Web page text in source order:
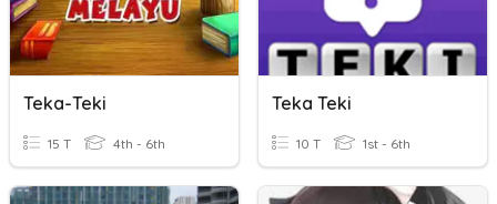
Teka-Teki
15 T 4th - 6th
Teka Teki
10 T 1st - 6th